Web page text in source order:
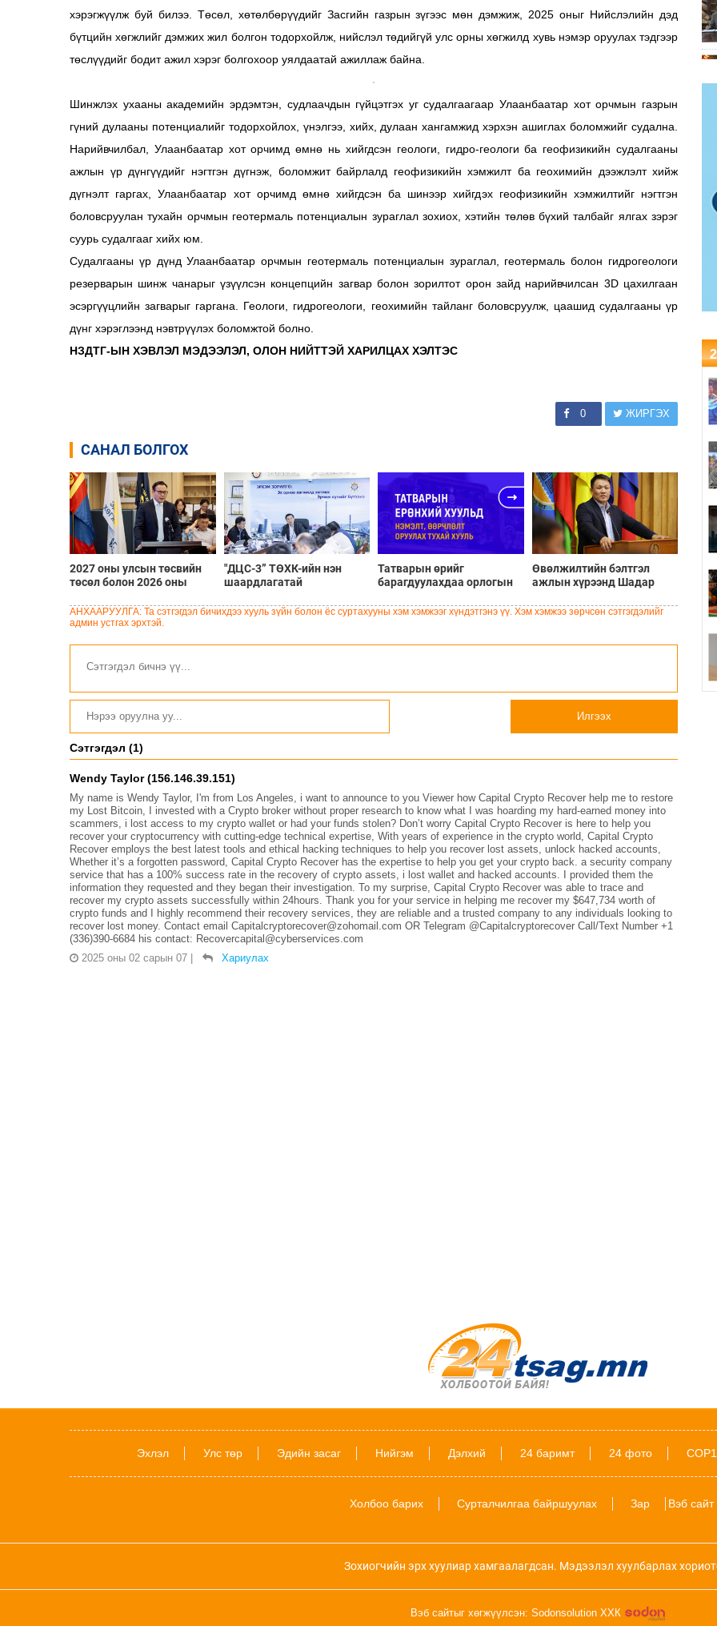
хэрэгжүүлж буй билээ. Төсөл, хөтөлбөрүүдийг Засгийн газрын зүгээс мөн дэмжиж, 2025 оныг Нийслэлийн дэд
бүтцийн хөгжлийг дэмжих жил болгон тодорхойлж, нийслэл төдийгүй улс орны хөгжилд хувь нэмэр оруулах тэдгээр
төслүүдийг бодит ажил хэрэг болгохоор уялдаатай ажиллаж байна.
Шинжлэх ухааны академийн эрдэмтэн, судлаачдын гүйцэтгэх уг судалгаагаар Улаанбаатар хот орчмын газрын
гүний дулааны потенциалийг тодорхойлох, үнэлгээ, хийх, дулаан хангамжид хэрхэн ашиглах боломжийг судална.
Нарийвчилбал, Улаанбаатар хот орчимд өмнө нь хийгдсэн геологи, гидро-геологи ба геофизикийн судалгааны
ажлын үр дүнгүүдийг нэгтгэн дүгнэж, боломжит байрлалд геофизикийн хэмжилт ба геохимийн дээжлэлт хийж
дүгнэлт гаргах, Улаанбаатар хот орчимд өмнө хийгдсэн ба шинээр хийгдэх геофизикийн хэмжилтийг нэгтгэн
боловсруулан тухайн орчмын геотермаль потенциалын зураглал зохиох, хэтийн төлөв бүхий талбайг ялгах зэрэг
суурь судалгааг хийх юм.
Судалгааны үр дүнд Улаанбаатар орчмын геотермаль потенциалын зураглал, геотермаль болон гидрогеологи
резерварын шинж чанарыг үзүүлсэн концепцийн загвар болон зорилтот орон зайд нарийвчилсан 3D цахилгаан
эсэргүүцлийн загварыг гаргана. Геологи, гидрогеологи, геохимийн тайланг боловсруулж, цаашид судалгааны үр
дүнг хэрэглээнд нэвтрүүлэх боломжтой болно.
НЗДТГ-ЫН ХЭВЛЭЛ МЭДЭЭЛЭЛ, ОЛОН НИЙТТЭЙ ХАРИЛЦАХ ХЭЛТЭС
0 ЖИРГЭХ
САНАЛ БОЛГОХ
2027 оны улсын төсвийн
төсөл болон 2026 оны
төслийн олон нийтийн
хэлэлцүүлэг боллоо
"ДЦС-3” ТӨХК-ийн нэн
шаардлагатай
шинэчлэлийн төсвийг
Татварын өрийг
барагдуулахдаа орлогын
үлдээхээр хуульчилж,
Өвөлжилтийн бэлтгэл
ажлын хүрээнд Шадар
Дорноговь аймагт
АНХААРУУЛГА: Та сэтгэгдэл бичихдээ хууль зүйн болон ёс суртахууны хэм хэмжээг хүндэтгэнэ үү. Хэм хэмжээ зөрчсөн сэтгэгдэлийг
админ устгах эрхтэй.
Илгээх
Сэтгэгдэл (1)
Wendy Taylor (156.146.39.151)
My name is Wendy Taylor, I'm from Los Angeles, i want to announce to you Viewer how Capital Crypto Recover help me to restore
my Lost Bitcoin, I invested with a Crypto broker without proper research to know what I was hoarding my hard-earned money into
scammers, i lost access to my crypto wallet or had your funds stolen? Don’t worry Capital Crypto Recover is here to help you
recover your cryptocurrency with cutting-edge technical expertise, With years of experience in the crypto world, Capital Crypto
Recover employs the best latest tools and ethical hacking techniques to help you recover lost assets, unlock hacked accounts,
Whether it’s a forgotten password, Capital Crypto Recover has the expertise to help you get your crypto back. a security company
service that has a 100% success rate in the recovery of crypto assets, i lost wallet and hacked accounts. I provided them the
information they requested and they began their investigation. To my surprise, Capital Crypto Recover was able to trace and
recover my crypto assets successfully within 24hours. Thank you for your service in helping me recover my $647,734 worth of
crypto funds and I highly recommend their recovery services, they are reliable and a trusted company to any individuals looking to
recover lost money. Contact email Capitalcryptorecover@zohomail.com OR Telegram @Capitalcryptorecover Call/Text Number +1
(336)390-6684 his contact: Recovercapital@cyberservices.com
2025 оны 02 сарын 07
Хариулах
Эхлэл Улс төр Эдийн засаг Нийгэм Дэлхий 24 баримт 24 фото
Холбоо барих Сурталчилгаа байршуулах Зар Вэб сайт
Зохиогчийн эрх хуулиар хамгаалагдсан. Мэдээлэл хуулбарлах
Вэб сайтыг хөгжүүлсэн: Sodonsolution ХХК